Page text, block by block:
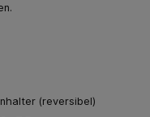
(reversibel)